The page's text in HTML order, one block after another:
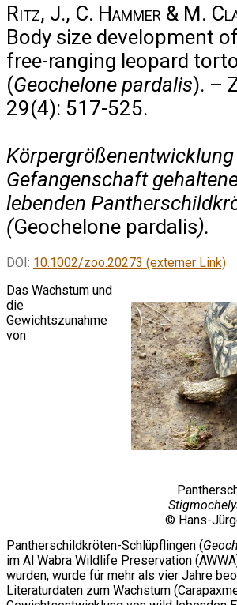
Ritz, J., C. Hammer & M.
Body size development
free-ranging leopard
(Geochelone pardalis). –
29(4): 517-525.
Gefangenschaft
lebenden
(Geochelone pardalis).
DOI: 10.1002/zoo.20273 (externer Link)
© Hans-
Das Wachstum und
die
Gewichtszunahme
von
Pantherschildkröten-Schlüpflingen (
im Al Wabra Wildlife Preservation
wurden, wurde für mehr als vier Jahre
Literaturdaten zum Wachstum